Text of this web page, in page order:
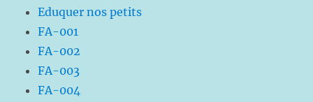
Eduquer nos petits
FA-001
FA-002
FA-003
FA-004